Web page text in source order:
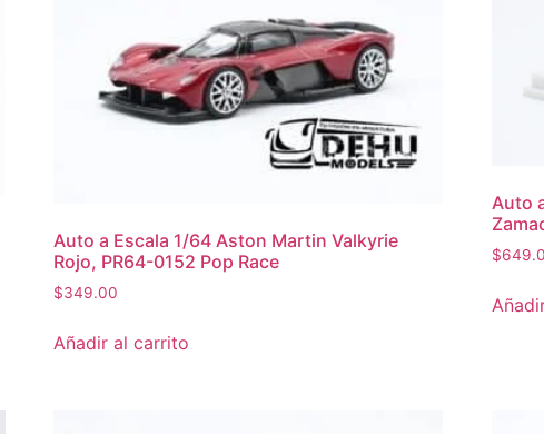
Auto a Escala 1/64 Aston Martin Valkyrie
Rojo, PR64-0152 Pop Race
$349.00
Añadir al carrito
Auto
$